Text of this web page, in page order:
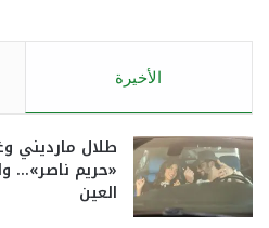
الأخيرة
طلال مارديني
«حريم ناصر»…
العين